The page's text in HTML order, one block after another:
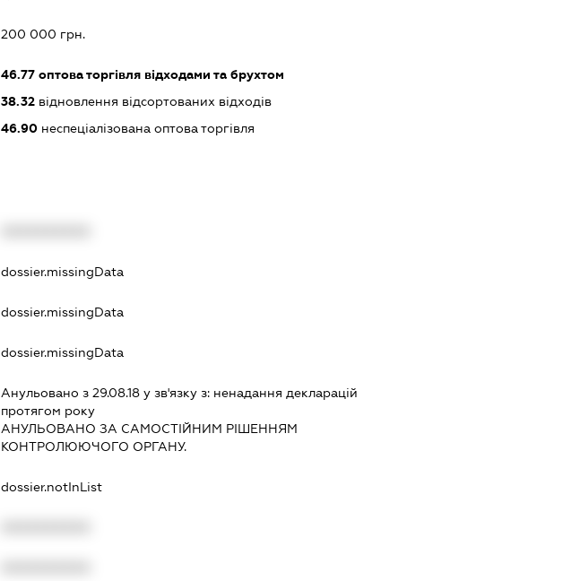
200 000 грн.
46.77 оптова торгівля відходами та брухтом
38.32 відновлення відсортованих відходів
46.90 неспеціалізована оптова торгівля
dossier.missingData
dossier.missingData
dossier.missingData
Анульовано з 29.08.18 у зв'язку з: ненадання декларацiй
протягом року
АНУЛЬОВАНО ЗА САМОСТIЙНИМ РIШЕННЯМ
КОНТРОЛЮЮЧОГО ОРГАНУ.
dossier.notInList